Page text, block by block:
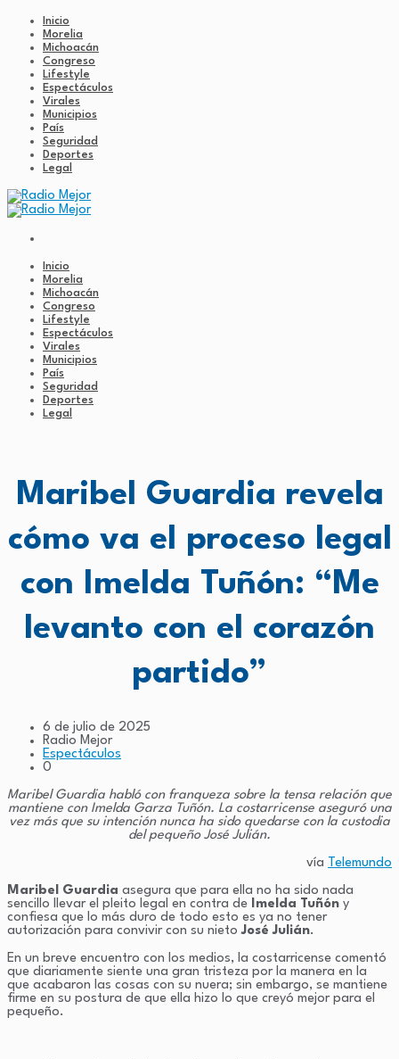
Inicio
Morelia
Michoacán
Congreso
Lifestyle
Espectáculos
Virales
Municipios
País
Seguridad
Deportes
Legal
Inicio
Morelia
Michoacán
Congreso
Lifestyle
Espectáculos
Virales
Municipios
País
Seguridad
Deportes
Legal
Maribel Guardia revela
cómo va el proceso legal
con Imelda Tuñón: “Me
levanto con el corazón
partido”
6 de julio de 2025
Radio Mejor
Espectáculos
0
Maribel Guardia habló con franqueza sobre la tensa relación que
mantiene con Imelda Garza Tuñón. La costarricense aseguró una
vez más que su intención nunca ha sido quedarse con la custodia
del pequeño José Julián.
vía Telemundo
Maribel Guardia asegura que para ella no ha sido nada
sencillo llevar el pleito legal en contra de
Imelda Tuñón y
confiesa que lo más duro de todo esto es ya no tener
autorización para convivir con su nietoJosé Julián.
En un breve encuentro con los medios, la costarricense comentó
que diariamente siente una gran tristeza por la manera en la
que acabaron las cosas con su nuera; sin embargo, se mantiene
firme en su postura de que ella hizo lo que creyó mejor para el
pequeño.